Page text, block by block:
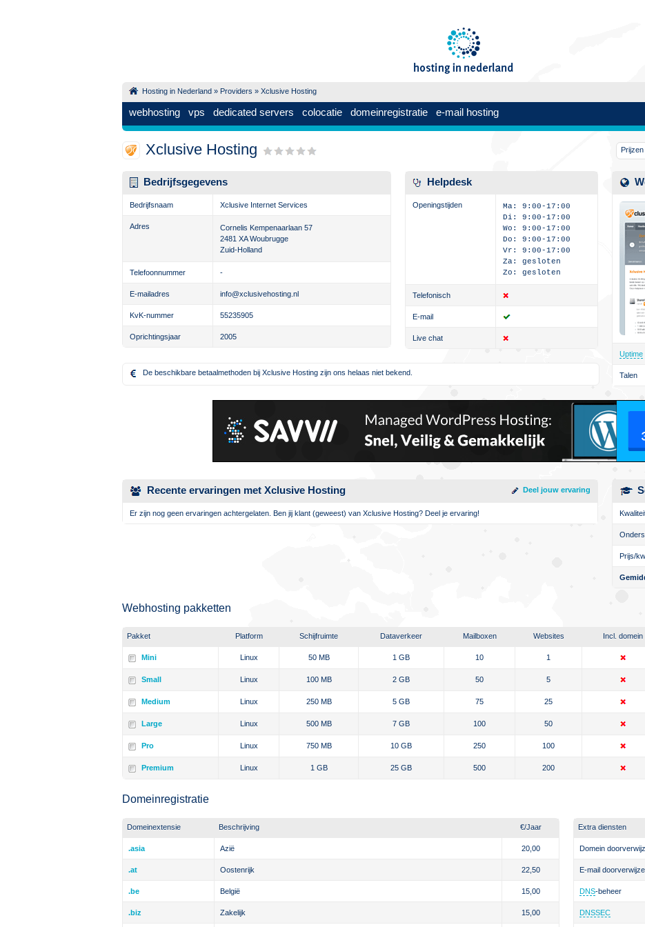
Hosting in Nederland » Providers » Xclusive Hosting
webhosting vps dedicated servers colocatie domeinregistratie e-mail hosting
Xclusive Hosting
Bedrijfsgegevens
Bedrijfsnaam Xclusive Internet Services
Adres
Cornelis Kempenaarlaan 57
2481 XA Woubrugge
Zuid-Holland
Telefoonnummer -
E-mailadres info@xclusivehosting.nl
KvK-nummer 55235905
Oprichtingsjaar 2005
Helpdesk
Openingstijden
Ma: 9:00-17:00
Di: 9:00-17:00
Wo: 9:00-17:00
Do: 9:00-17:00
Vr: 9:00-17:00
Za: gesloten
Zo: gesloten
Telefonisch
E-mail
Live chat
Uptime
Talen
De beschikbare betaalmethoden bij Xclusive Hosting zijn ons helaas niet bekend.
Recente ervaringen met Xclusive Hosting Deel jouw ervaring
Er zijn nog geen ervaringen achtergelaten. Ben jij klant (geweest) van Xclusive Hosting? Deel je ervaring!
Prijs/
Webhosting pakketten
Pakket Platform Schijfruimte Dataverkeer Mailboxen Websites Incl. domein
Mini Linux 50 MB 1 GB 10 1
Small Linux 100 MB 2 GB 50 5
Medium Linux 250 MB 5 GB 75 25
Large Linux 500 MB 7 GB 100 50
Pro Linux 750 MB 10 GB 250 100
Premium Linux 1 GB 25 GB 500 200
Domeinregistratie
Extra diensten
Domein
E-mail
DNS-beheer
DNSSEC
Domeinextensie Beschrijving €/Jaar
.asia Azië 20,00
.at Oostenrijk 22,50
.be België 15,00
.biz Zakelijk 15,00